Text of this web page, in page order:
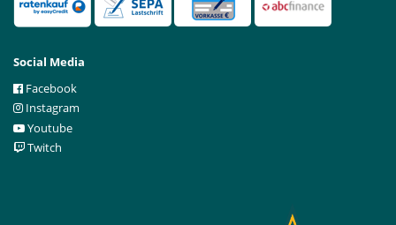
Social Media
Facebook
Instagram
Youtube
Twitch